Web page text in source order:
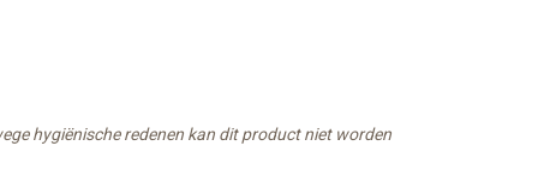
hygiënische redenen kan dit product niet worden